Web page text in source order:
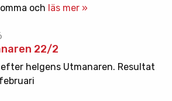
och läs mer »
22/2
helgens Utmanaren. Resultat